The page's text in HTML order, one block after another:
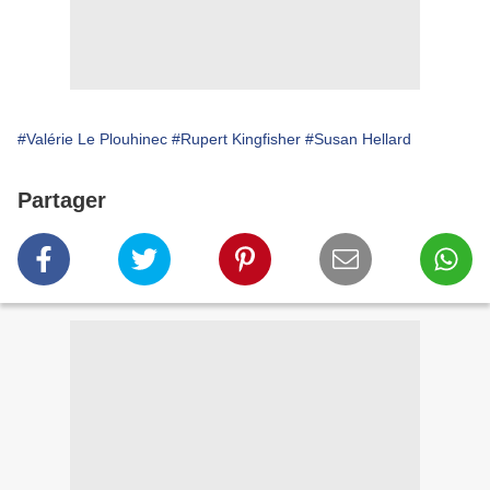
#Valérie Le Plouhinec #Rupert Kingfisher #Susan Hellard
Partager